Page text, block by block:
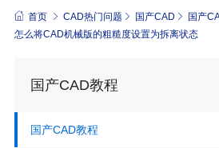
首页 CAD热门问题 国产CAD
国产
怎么将CAD机械版的粗糙度设置为拆离状态
国产CAD教程
国产CAD教程